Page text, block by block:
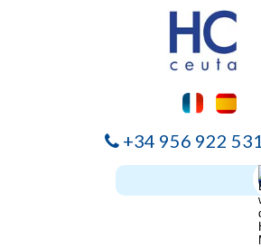
+34 956 922 531